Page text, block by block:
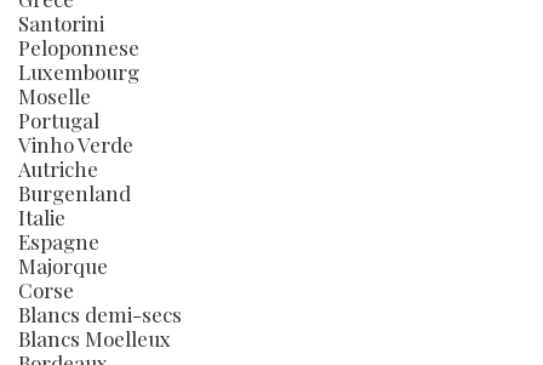
Santorini
Peloponnese
Luxembourg
Moselle
Portugal
Vinho Verde
Autriche
Burgenland
Italie
Espagne
Majorque
Corse
Blancs demi-secs
Blancs Moelleux